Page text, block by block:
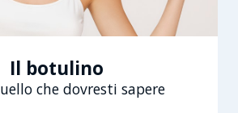
Il botulino
che dovresti sapere